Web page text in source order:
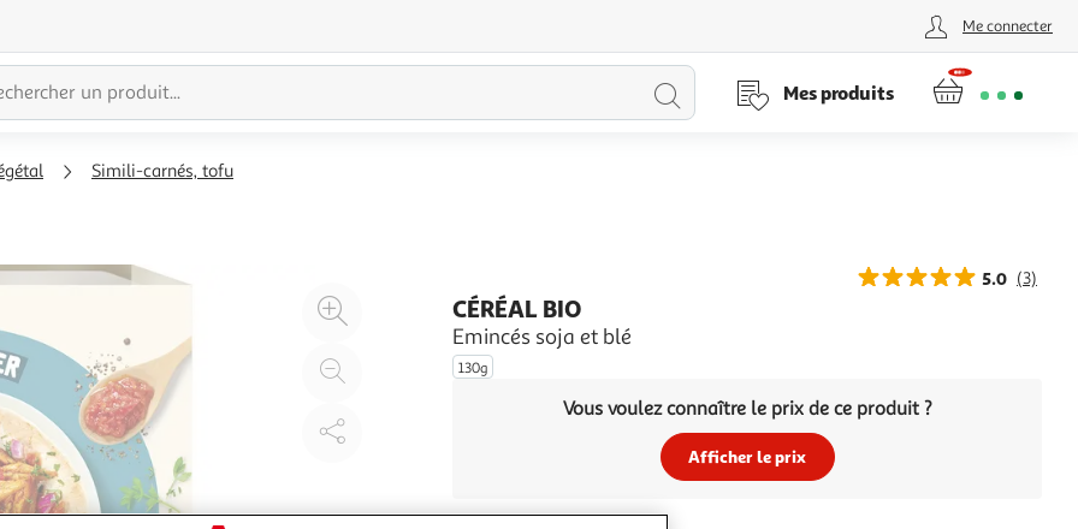
Me connecter
Lancer
Mes produits
Simili-carnés, tofu
Agrandir
l'illustration
5.0 (3)
CÉRÉAL BIO
Emincés soja et blé
130g
Vous voulez connaître le prix de ce produit ?
Afficher le prix